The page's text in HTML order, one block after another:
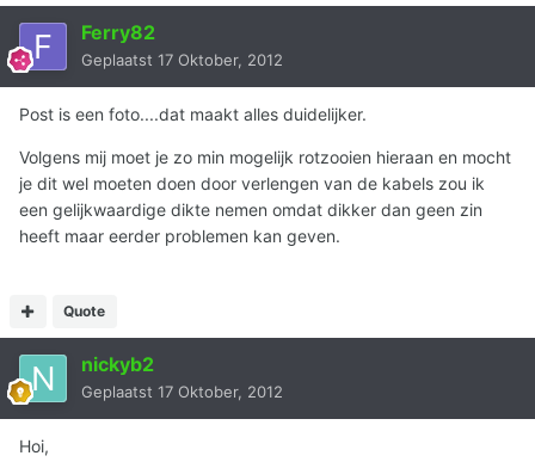
Ferry82
Geplaatst 17 Oktober, 2012
Post is een foto....dat maakt alles duidelijker.
Volgens mij moet je zo min mogelijk rotzooien hieraan en mocht
je dit wel moeten doen door verlengen van de kabels zou ik
een gelijkwaardige dikte nemen omdat dikker dan geen zin
heeft maar eerder problemen kan geven.
Quote
nickyb2
Geplaatst 17 Oktober, 2012
Hoi,